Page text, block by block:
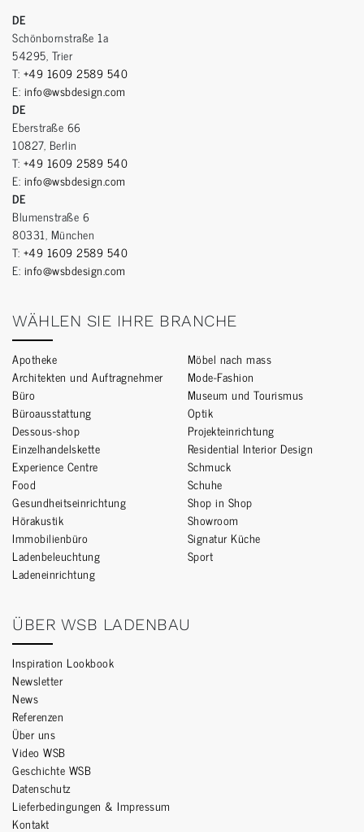
DE
Schönbornstraße 1a
54295, Trier
T: +49 1609 2589 540
E: info@wsbdesign.com
DE
Eberstraße 66
10827, Berlin
T: +49 1609 2589 540
E: info@wsbdesign.com
DE
Blumenstraße 6
80331, München
T: +49 1609 2589 540
E: info@wsbdesign.com
WÄHLEN SIE IHRE BRANCHE
Apotheke
Architekten und Auftragnehmer
Büro
Büroausstattung
Dessous-shop
Einzelhandelskette
Experience Centre
Food
Gesundheitseinrichtung
Hörakustik
Immobilienbüro
Ladenbeleuchtung
Ladeneinrichtung
Möbel nach mass
Mode-Fashion
Museum und Tourismus
Optik
Projekteinrichtung
Residential Interior Design
Schmuck
Schuhe
Shop in Shop
Showroom
Signatur Küche
Sport
ÜBER WSB LADENBAU
Inspiration Lookbook
Newsletter
News
Referenzen
Über uns
Video WSB
Geschichte WSB
Datenschutz
Lieferbedingungen & Impressum
Kontakt